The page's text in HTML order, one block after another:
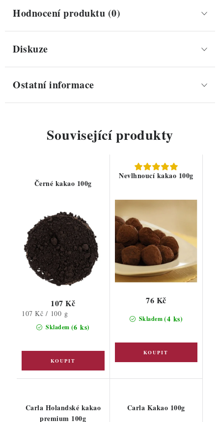
Hodnocení produktu (0)
Diskuze
Ostatní informace
Související produkty
Černé kakao 100g
Skladem (6 ks)
107 Kč
Měrná
107 Kč / 100 g
Nevlhnoucí kakao 100g
Skladem(4 ks)
76 Kč
Carla Holandské kakao
premium 100g
Carla Kakao 100g